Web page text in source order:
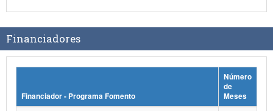
Financiadores
Financiador - Programa Fomento
Número
de
Meses